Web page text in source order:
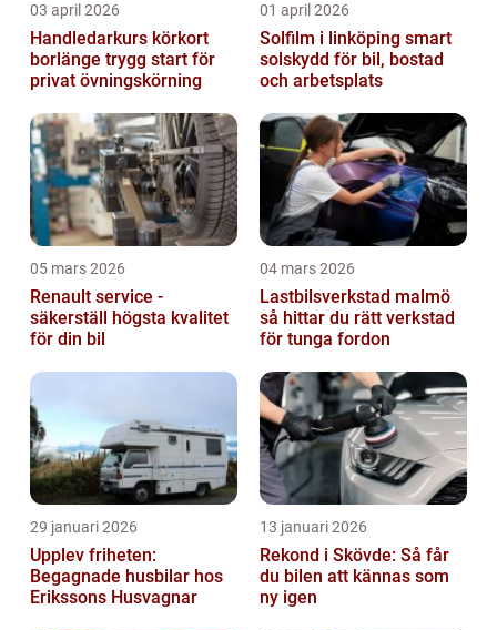
03 april 2026
Handledarkurs körkort
borlänge trygg start för
privat övningskörning
01 april 2026
Solfilm i linköping smart
solskydd för bil, bostad
och arbetsplats
05 mars 2026
Renault service -
säkerställ högsta kvalitet
för din bil
04 mars 2026
Lastbilsverkstad malmö
så hittar du rätt verkstad
för tunga fordon
29 januari 2026
Upplev friheten:
Begagnade husbilar hos
Erikssons Husvagnar
13 januari 2026
Rekond i Skövde: Så får
du bilen att kännas som
ny igen